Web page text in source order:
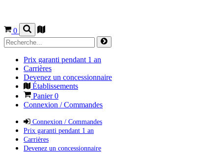
0
Prix garanti pendant 1 an
Carrières
Devenez un concessionnaire
Établissements
Panier0
Connexion / Commandes
Connexion / Commandes
Prix garanti pendant 1 an
Carrières
Devenez un concessionnaire